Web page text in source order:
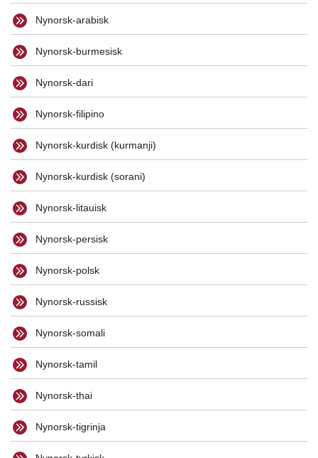
Nynorsk-arabisk
Nynorsk-burmesisk
Nynorsk-dari
Nynorsk-filipino
Nynorsk-kurdisk (kurmanji)
Nynorsk-kurdisk (sorani)
Nynorsk-litauisk
Nynorsk-persisk
Nynorsk-polsk
Nynorsk-russisk
Nynorsk-somali
Nynorsk-tamil
Nynorsk-thai
Nynorsk-tigrinja